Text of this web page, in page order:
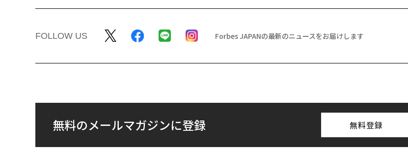
FOLLOW US Forbes JAPANの最新のニュースをお届けします
無料のメールマガジンに登録 無料登録